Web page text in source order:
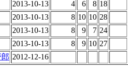
2013-10-13 4 6 8 18
2013-10-13 8 10 10 28
2013-10-13 8 9 7 24
2013-10-13 8 9 10 27
2012-12-16